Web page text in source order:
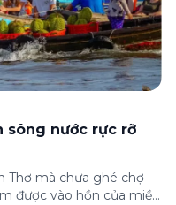
sông nước rực rỡ
Thơ mà chưa ghé chợ
được vào hồn của miền